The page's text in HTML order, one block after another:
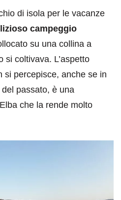
di isola per le vacanze
campeggio
su una collina a
si coltivava. L’aspetto
si percepisce, anche se in
passato, è una
che la rende molto